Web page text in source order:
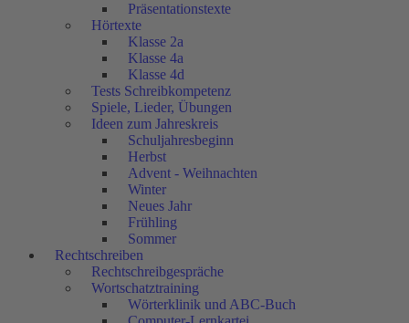
Präsentationstexte
Hörtexte
Klasse 2a
Klasse 4a
Klasse 4d
Tests Schreibkompetenz
Spiele, Lieder, Übungen
Ideen zum Jahreskreis
Schuljahresbeginn
Herbst
Advent - Weihnachten
Winter
Neues Jahr
Frühling
Sommer
Rechtschreiben
Rechtschreibgespräche
Wortschatztraining
Wörterklinik und ABC-Buch